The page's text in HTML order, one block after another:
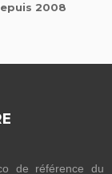
2008
de référence du